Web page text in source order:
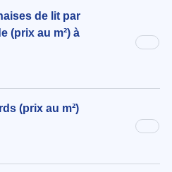
de lit par
(prix au m²) à
(prix au m²)